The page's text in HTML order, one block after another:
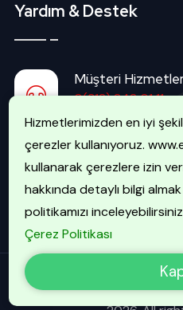
Yardım & Destek
Müşteri
0(312) 242 01 11
İptal Hattı
0(507) 740 51 51
EİMZATR Bilgi Güvenliği
Hizmetlerimizden en iyi
çerezler kullanıyoruz.
kullanarak çerezlere izin
hakkında detaylı bilgi
politikamızı
Çerez Politikası